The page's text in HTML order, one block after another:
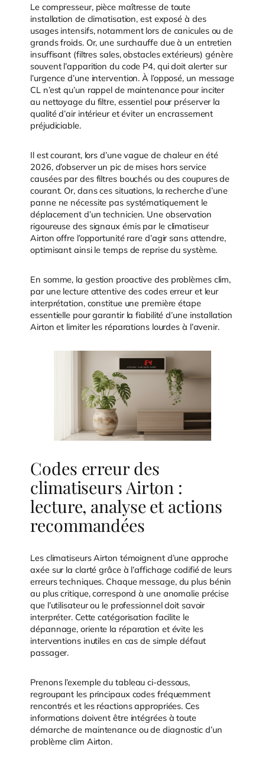
Le compresseur, pièce maîtresse de toute
installation de climatisation, est exposé à des
usages intensifs, notamment lors de canicules ou de
grands froids. Or, une surchauffe due à un entretien
insuffisant (filtres sales, obstacles extérieurs) génère
souvent l’apparition du code P4, qui doit alerter sur
l’urgence d’une intervention. À l’opposé, un message
CL n’est qu’un rappel de maintenance pour inciter
au nettoyage du filtre, essentiel pour préserver la
qualité d’air intérieur et éviter un encrassement
préjudiciable.
Il est courant, lors d’une vague de chaleur en été
2026, d’observer un pic de mises hors service
causées par des filtres bouchés ou des coupures de
courant. Or, dans ces situations, la recherche d’une
panne ne nécessite pas systématiquement le
déplacement d’un technicien. Une observation
rigoureuse des signaux émis par le climatiseur
Airton offre l’opportunité rare d’agir sans attendre,
optimisant ainsi le temps de reprise du système.
En somme, la gestion proactive des problèmes clim,
par une lecture attentive des codes erreur et leur
interprétation, constitue une première étape
essentielle pour garantir la fiabilité d’une installation
Airton et limiter les réparations lourdes à l’avenir.
Codes erreur des
climatiseurs Airton :
lecture, analyse et actions
recommandées
Les climatiseurs Airton témoignent d’une approche
axée sur la clarté grâce à l’affichage codifié de leurs
erreurs techniques. Chaque message, du plus bénin
au plus critique, correspond à une anomalie précise
que l’utilisateur ou le professionnel doit savoir
interpréter. Cette catégorisation facilite le
dépannage, oriente la réparation et évite les
interventions inutiles en cas de simple défaut
passager.
Prenons l’exemple du tableau ci-dessous,
regroupant les principaux codes fréquemment
rencontrés et les réactions appropriées. Ces
informations doivent être intégrées à toute
démarche de maintenance ou de diagnostic d’un
problème clim Airton.